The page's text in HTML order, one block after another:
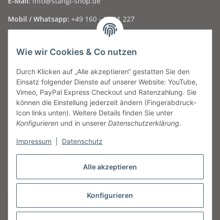
Alle akzeptieren
Konfigurieren
Wie wir Cookies & Co nutzen
Durch Klicken auf „Alle akzeptieren“ gestatten Sie den
Einsatz folgender Dienste auf unserer Website: YouTube,
Vimeo, PayPal Express Checkout und Ratenzahlung. Sie
können die Einstellung jederzeit ändern (Fingerabdruck-
Icon links unten). Weitere Details finden Sie unter
Konfigurieren und in unserer Datenschutzerklärung.
Impressum Datenschutz
Mobil / Whatsapp: +49 160 - 15 11 227
Informationen
Gesetzliche Informationen
Geschäftszeiten
Montagnur nach Vereinbarung
Dienstag - Freitag 09:30 - 17:00 Uhr
09:00 - 13:00 Uhr und nach telefonischer
Vertrag widerrufen